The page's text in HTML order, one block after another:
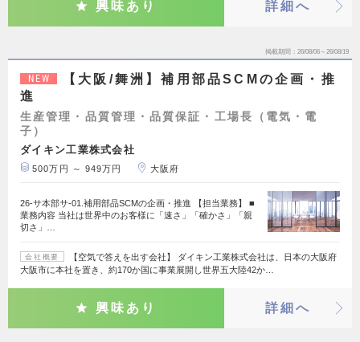
興味あり 詳細へ
掲載期間 26/08/06～26/08/19
NEW
【大阪/舞洲】補用部品SCMの企画・推
進
生産管理・品質管理・品質保証・工場長（電気・電
子）
ダイキン工業株式会社
500万円 ～ 949万円 大阪府
26-サ本部サ-01.補用部品SCMの企画・推進 【担当業務】 ■
業務内容 当社は世界中のお客様に「速さ」「確かさ」「親
切さ」…
会社概要
【空気で答えを出す会社】 ダイキン工業株式会社は、日本の大阪府
大阪市に本社を置き、約170か国に事業展開し世界五大陸42か…
興味あり 詳細へ